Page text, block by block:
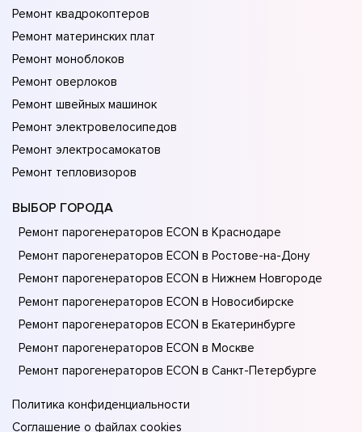
Ремонт квадрокоптеров
Ремонт материнских плат
Ремонт моноблоков
Ремонт оверлоков
Ремонт швейных машинок
Ремонт электровелосипедов
Ремонт электросамокатов
Ремонт тепловизоров
ВЫБОР ГОРОДА
Ремонт парогенераторов ECON в Краснодаре
Ремонт парогенераторов ECON в Ростове-на-Донy
Ремонт парогенераторов ECON в Нижнем Новгороде
Ремонт парогенераторов ECON в Новосибирске
Ремонт парогенераторов ECON в Екатеринбурге
Ремонт парогенераторов ECON в Москве
Ремонт парогенераторов ECON в Санкт-Петербурге
Политика конфиденциальности
Соглашение о файлах cookies